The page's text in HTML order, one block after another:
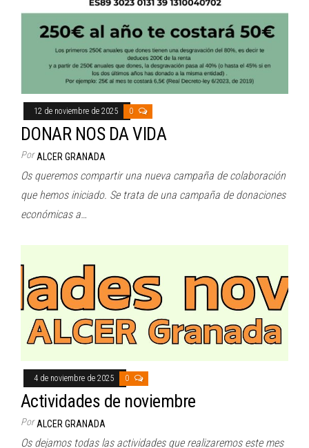
12 de noviembre de 2025 0
DONAR NOS DA VIDA
Por ALCER GRANADA
Os queremos compartir una nueva campaña de colaboración
que hemos iniciado. Se trata de una campaña de donaciones
económicas a…
4 de noviembre de 2025 0
Actividades de noviembre
Por ALCER GRANADA
Os dejamos todas las actividades que realizaremos este mes